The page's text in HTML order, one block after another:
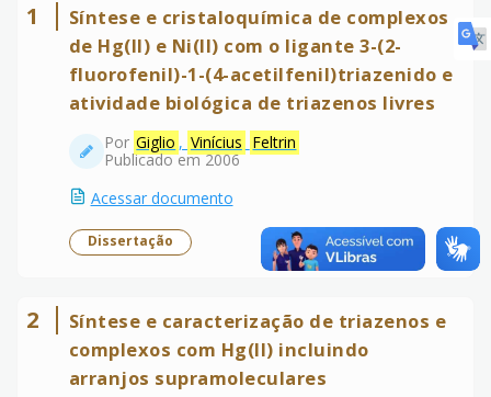
1
Síntese e cristaloquímica de complexos
de Hg(II) e Ni(II) com o ligante 3-(2-
fluorofenil)-1-(4-acetilfenil)triazenido e
atividade biológica de triazenos livres
Por Giglio , Vinícius Feltrin
Publicado em 2006
Acessar documento
Dissertação
2
Síntese e caracterização de triazenos e
complexos com Hg(II) incluindo
arranjos supramoleculares